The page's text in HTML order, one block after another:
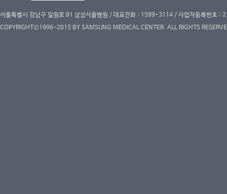
서울특별시 강남구 일원로 81 삼성서울병원 / 대표전화 : 1599-3114 / 사업자등록번호
COPYRIGHT©1996-2015 BY SAMSUNG MEDICAL CENTER. ALL RIGHTS